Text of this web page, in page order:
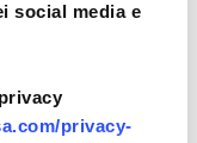
social media e
privacy-
di